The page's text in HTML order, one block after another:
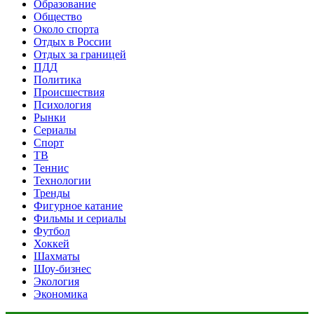
Образование
Общество
Около спорта
Отдых в России
Отдых за границей
ПДД
Политика
Происшествия
Психология
Рынки
Сериалы
Спорт
ТВ
Теннис
Технологии
Тренды
Фигурное катание
Фильмы и сериалы
Футбол
Хоккей
Шахматы
Шоу-бизнес
Экология
Экономика